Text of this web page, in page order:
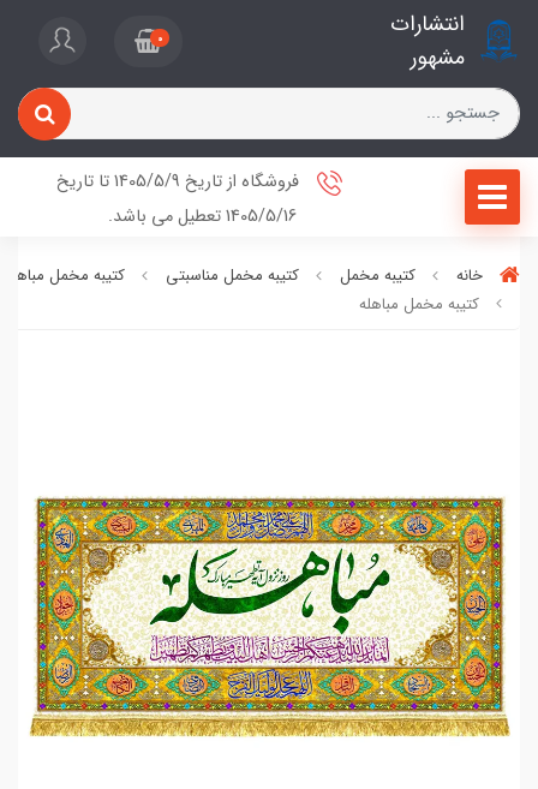
انتشارات
مشهور
0
فروشگاه از تاریخ 1405/5/9 تا تاریخ
1405/5/16 تعطیل می باشد.
خانه کتیبه مخمل کتیبه مخمل مناسبتی
کتیبه مخمل مباهله
کتیبه مخمل مباهله